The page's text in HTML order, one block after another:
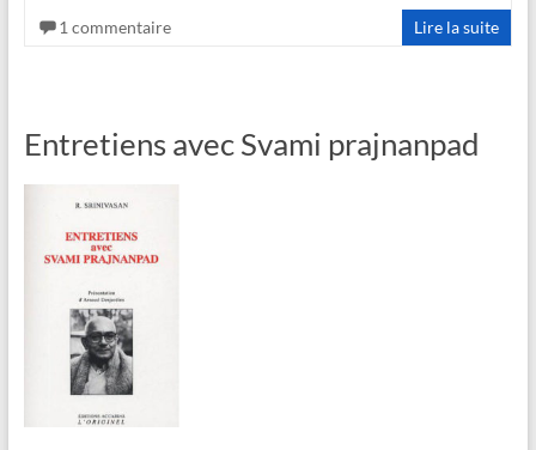
1 commentaire
Lire la suite
Entretiens avec Svami prajnanpad